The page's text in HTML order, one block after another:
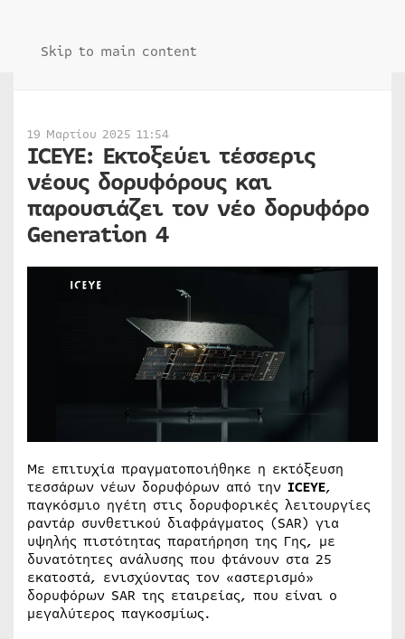
Skip to main content
19 Μαρτίου 2025 11:54
ICEYE: Εκτοξεύει τέσσερις
νέους δορυφόρους και
παρουσιάζει τον νέο δορυφόρο
Generation 4
Με επιτυχία πραγματοποιήθηκε η εκτόξευση
τεσσάρων νέων δορυφόρων από την ICEYE,
παγκόσμιο ηγέτη στις δορυφορικές λειτουργίες
ραντάρ συνθετικού διαφράγματος (SAR) για
υψηλής πιστότητας παρατήρηση της Γης, με
δυνατότητες ανάλυσης που φτάνουν στα 25
εκατοστά, ενισχύοντας τον «αστερισμό»
δορυφόρων SAR της εταιρείας, που είναι ο
μεγαλύτερος παγκοσμίως.